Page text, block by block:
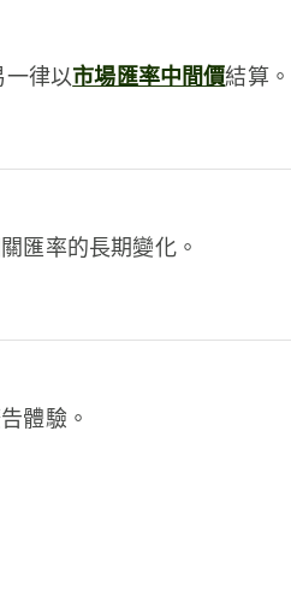
律以市場匯率中間價結算。
匯率的長期變化。
體驗。